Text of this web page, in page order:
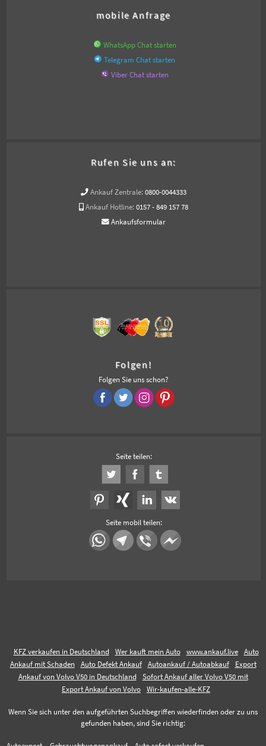
mobile Anfrage
WhatsApp Chat starten
Telegram Chat starten
Viber Chat starten
Rufen Sie uns an:
Ankauf Zentrale: 0800-0044333
Ankauf Hotline: 0157 - 849 157 78
Ankaufsformular
Folgen!
Folgen Sie uns schon?
Seite teilen:
Seite mobil teilen:
KFZ verkaufen in Deutschland Wer kauft mein Auto www.ankauf.live
Auto
Ankauf mit Schaden
Auto Defekt Ankauf Autoankauf / Autoabkauf
Export
Ankauf von Volvo V50 in Deutschland
Sofort Ankauf aller Volvo V50 mit
Export Ankauf von Volvo
Wir-kaufen-alle-KFZ
Wenn Sie sich unter den aufgeführten Suchbegriffen wiederfinden oder zu uns
gefunden haben, sind Sie richtig: